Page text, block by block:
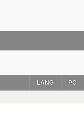
PC
LANG